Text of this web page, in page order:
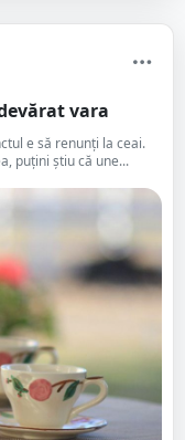
vara
e să renunți la ceai.
puțini știu că une...